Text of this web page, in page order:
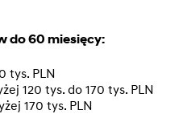
do 60 miesięcy:
tys. PLN
120 tys. do 170 tys. PLN
170 tys. PLN